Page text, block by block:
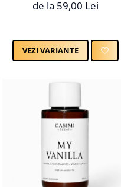
de la 59,00 Lei
VEZI VARIANTE